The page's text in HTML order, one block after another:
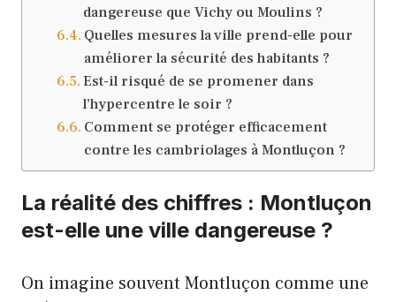
dangereuse que Vichy ou Moulins ?
Quelles mesures la ville prend-elle pour
améliorer la sécurité des habitants ?
Est-il risqué de se promener dans
l’hypercentre le soir ?
Comment se protéger efficacement
contre les cambriolages à Montluçon ?
La réalité des chiffres : Montluçon
est-elle une ville dangereuse ?
On imagine souvent Montluçon comme une